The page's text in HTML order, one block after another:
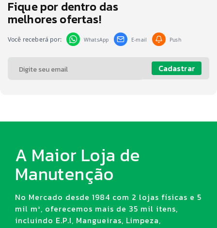
Fique por dentro das
melhores ofertas!
Você receberá por: WhatsApp E-mail Push
Cadastrar
A Maior Loja de
Manutenção
No Mercado desde 1984 com 2 lojas físicas e 5
mil m², oferecemos mais de 35 mil itens,
incluindo E.P.I, Mangueiras, Limpeza,